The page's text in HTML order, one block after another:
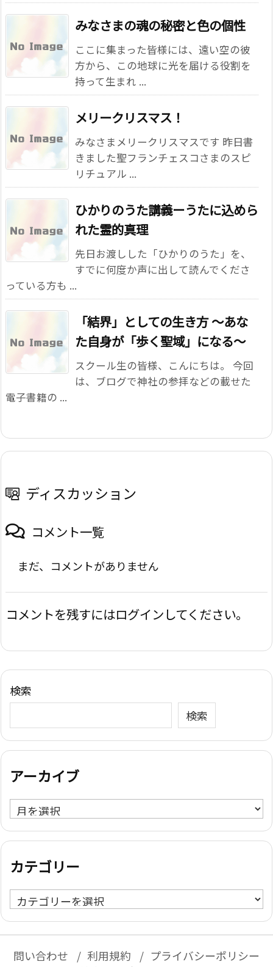
みなさまの魂の秘密と色の個性
ここに集まった皆様には、遠い空の彼
方から、この地球に光を届ける役割を
持って生まれ ...
メリークリスマス！
みなさまメリークリスマスです 昨日書
きました聖フランチェスコさまのスピ
リチュアル ...
ひかりのうた講義ーうたに込めら
れた霊的真理
先日お渡しした「ひかりのうた」を、
すでに何度か声に出して読んでくださ
っている方も ...
「結界」としての生き方 ～あな
た自身が「歩く聖域」になる～
スクール生の皆様、こんにちは。 今回
は、ブログで神社の参拝などの載せた
電子書籍の ...
ディスカッション
コメント一覧
まだ、コメントがありません
コメントを残すにはログインしてください。
検索
検索
アーカイブ
ア
ー
カ
ブ
カテゴリー
カ
テ
ー
問い合わせ 利用規約
プライバシーポリシー